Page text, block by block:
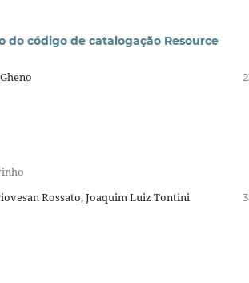
código de catalogação Resource
Rossato, Joaquim Luiz Tontini